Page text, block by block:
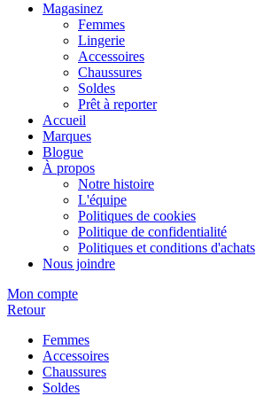
Magasinez
Femmes
Lingerie
Accessoires
Chaussures
Soldes
Prêt à reporter
Accueil
Marques
Blogue
À propos
Notre histoire
L'équipe
Politiques de cookies
Politique de confidentialité
Politiques et conditions d'achats
Nous joindre
Mon compte
Retour
Femmes
Accessoires
Chaussures
Soldes